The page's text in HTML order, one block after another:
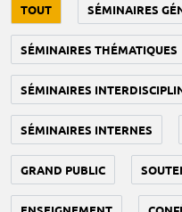
TOUT SÉMINAIRES
SÉMINAIRES THÉMATIQUES
SÉMINAIRES
SÉMINAIRES INTERNES
GRAND PUBLIC